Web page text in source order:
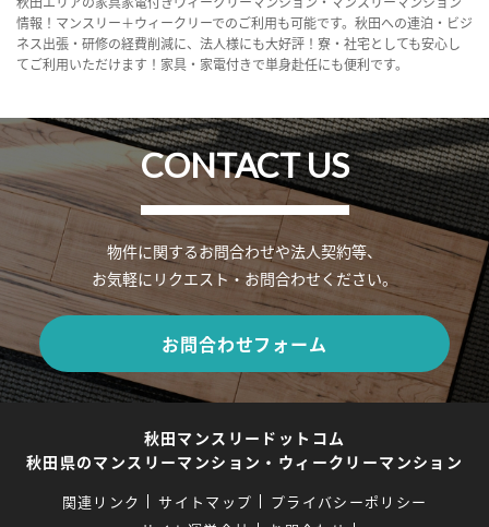
情報！マンスリー＋ウィークリーでのご利用も可能です。秋田への連泊・ビジ
ネス出張・研修の経費削減に、法人様にも大好評！寮・社宅としても安心し
てご利用いただけます！家具・家電付きで単身赴任にも便利です。
CONTACT US
物件に関するお問合わせや法人契約等、
お気軽にリクエスト・お問合わせください。
お問合わせフォーム
秋田マンスリードットコム
秋田県のマンスリーマンション・ウィークリーマンション
関連リンク サイトマップ
プライバシーポリシー